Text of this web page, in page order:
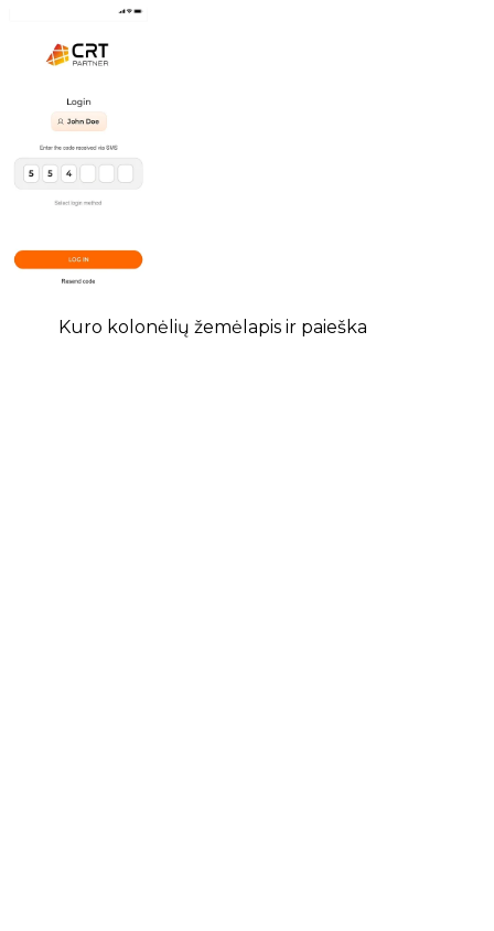
Kuro kolonėlių žemėlapis ir paieška